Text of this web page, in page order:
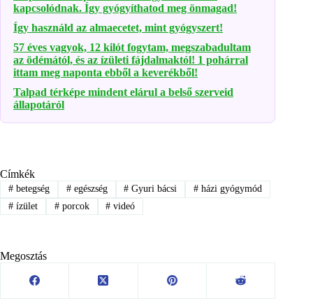
kapcsolódnak. Így gyógyíthatod meg önmagad!
Így használd az almaecetet, mint gyógyszert!
57 éves vagyok, 12 kilót fogytam, megszabadultam
az ödémától, és az ízületi fájdalmaktól! 1 pohárral
ittam meg naponta ebből a keverékből!
Talpad térképe mindent elárul a belső szerveid
állapotáról
Címkék
#betegség #egészség # Gyuri bácsi # házi gyógymód
#ízület #porcok # videó
Megosztás